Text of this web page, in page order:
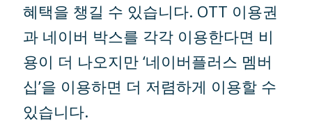
혜택을 챙길 수 있습니다. OTT 이용권
과 네이버 박스를 각각 이용한다면 비
용이 더 나오지만 ‘네이버플러스 멤버
십’을 이용하면 더 저렴하게 이용할 수
있습니다.